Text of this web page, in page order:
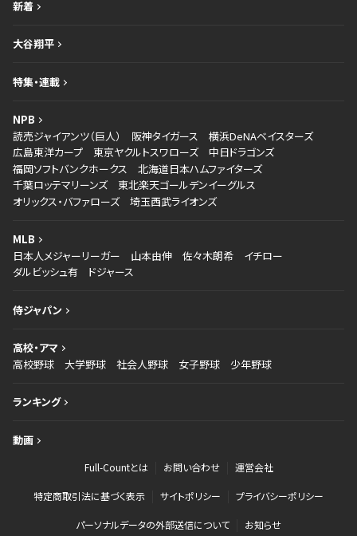
新着
大谷翔平
特集・連載
NPB
読売ジャイアンツ（巨人）
阪神タイガース
横浜DeNAベイスターズ
広島東洋カープ
東京ヤクルトスワローズ
中日ドラゴンズ
福岡ソフトバンクホークス
北海道日本ハムファイターズ
千葉ロッテマリーンズ
東北楽天ゴールデンイーグルス
オリックス・バファローズ
埼玉西武ライオンズ
MLB
日本人メジャーリーガー
山本由伸 佐々木朗希
イチロー
ダルビッシュ有
ドジャース
侍ジャパン
高校・アマ
高校野球
大学野球 社会人野球 女子野球 少年野球
ランキング
動画
Full-Countとは お問い合わせ 運営会社
特定商取引法に基づく表示 サイトポリシー プライバシーポリシー
パーソナルデータの外部送信について お知らせ